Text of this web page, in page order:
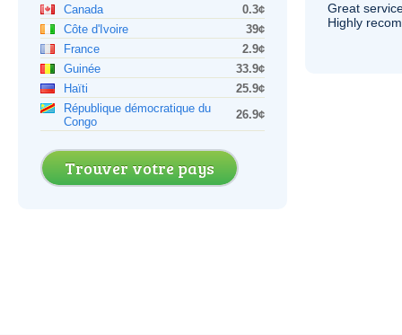
Canada
0.3¢
Côte d'Ivoire
39¢
France
2.9¢
Guinée
33.9¢
Haïti
25.9¢
République démocratique du
Congo
26.9¢
Trouver votre pays
Great
Highly